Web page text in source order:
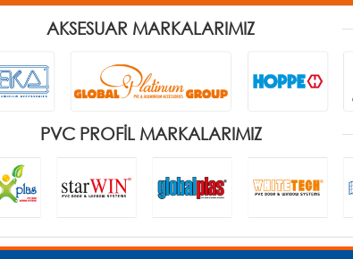
AKSESUAR MARKALARIMIZ
PVC PROFİL MARKALARIMIZ